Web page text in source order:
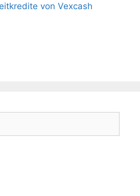
von Vexcash